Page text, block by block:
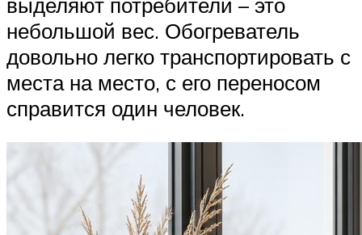
выделяют потребители – это
небольшой вес. Обогреватель
довольно легко транспортировать с
места на место, с его переносом
справится один человек.